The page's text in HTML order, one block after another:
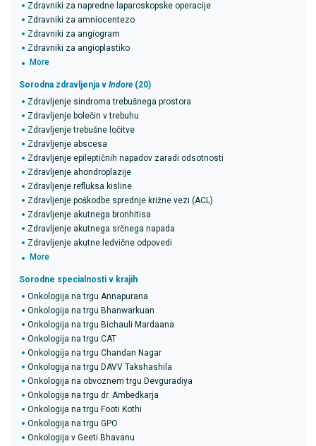
Zdravniki za napredne laparoskopske operacije
Zdravniki za amniocentezo
Zdravniki za angiogram
Zdravniki za angioplastiko
More
Sorodna zdravljenja v Indore (20)
Zdravljenje sindroma trebušnega prostora
Zdravljenje bolečin v trebuhu
Zdravljenje trebušne ločitve
Zdravljenje abscesa
Zdravljenje epileptičnih napadov zaradi odsotnosti
Zdravljenje ahondroplazije
Zdravljenje refluksa kisline
Zdravljenje poškodbe sprednje križne vezi (ACL)
Zdravljenje akutnega bronhitisa
Zdravljenje akutnega srčnega napada
Zdravljenje akutne ledvične odpovedi
More
Sorodne specialnosti v krajih
Onkologija na trgu Annapurana
Onkologija na trgu Bhanwarkuan
Onkologija na trgu Bichauli Mardaana
Onkologija na trgu CAT
Onkologija na trgu Chandan Nagar
Onkologija na trgu DAVV Takshashila
Onkologija na obvoznem trgu Devguradiya
Onkologija na trgu dr. Ambedkarja
Onkologija na trgu Footi Kothi
Onkologija na trgu GPO
Onkologija v Geeti Bhavanu